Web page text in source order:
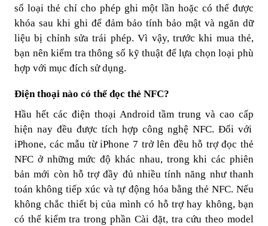
số loại thẻ chỉ cho phép ghi một lần hoặc có thể được
khóa sau khi ghi để đảm bảo tính bảo mật và ngăn dữ
liệu bị chỉnh sửa trái phép. Vì vậy, trước khi mua thẻ,
bạn nên kiểm tra thông số kỹ thuật để lựa chọn loại phù
hợp với mục đích sử dụng.
Điện thoại nào có thể đọc thẻ NFC?
Hầu hết các điện thoại Android tầm trung và cao cấp
hiện nay đều được tích hợp công nghệ NFC. Đối với
iPhone, các mẫu từ iPhone 7 trở lên đều hỗ trợ đọc thẻ
NFC ở những mức độ khác nhau, trong khi các phiên
bản mới còn hỗ trợ đầy đủ nhiều tính năng như thanh
toán không tiếp xúc và tự động hóa bằng thẻ NFC. Nếu
không chắc thiết bị của mình có hỗ trợ hay không, bạn
có thể kiểm tra trong phần Cài đặt, tra cứu theo model